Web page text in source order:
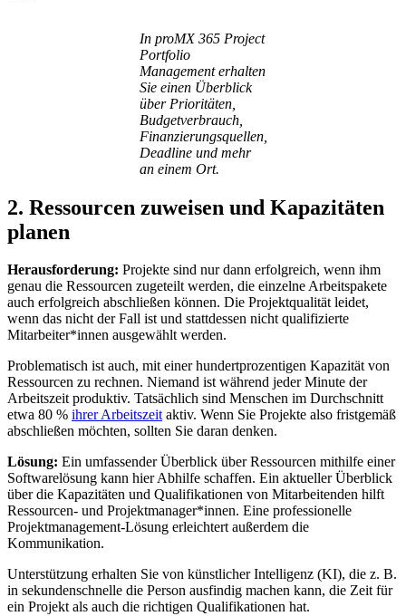
In proMX 365 Project
Portfolio
Management erhalten
Sie einen Überblick
über Prioritäten,
Budgetverbrauch,
Finanzierungsquellen,
Deadline und mehr
an einem Ort.
2. Ressourcen zuweisen und Kapazitäten
planen
Herausforderung: Projekte sind nur dann erfolgreich, wenn ihm
genau die Ressourcen zugeteilt werden, die einzelne Arbeitspakete
auch erfolgreich abschließen können. Die Projektqualität leidet,
wenn das nicht der Fall ist und stattdessen nicht qualifizierte
Mitarbeiter*innen ausgewählt werden.
Problematisch ist auch, mit einer hundertprozentigen Kapazität von
Ressourcen zu rechnen. Niemand ist während jeder Minute der
Arbeitszeit produktiv. Tatsächlich sind Menschen im Durchschnitt
etwa 80 % ihrer Arbeitszeitaktiv. Wenn Sie Projekte also fristgemäß
abschließen möchten, sollten Sie daran denken.
Lösung: Ein umfassender Überblick über Ressourcen mithilfe einer
Softwarelösung kann hier Abhilfe schaffen. Ein aktueller Überblick
über die Kapazitäten und Qualifikationen von Mitarbeitenden hilft
Ressourcen- und Projektmanager*innen. Eine professionelle
Projektmanagement-Lösung erleichtert außerdem die
Kommunikation.
Unterstützung erhalten Sie von künstlicher Intelligenz (KI), die z. B.
in sekundenschnelle die Person ausfindig machen kann, die Zeit für
ein Projekt als auch die richtigen Qualifikationen hat.